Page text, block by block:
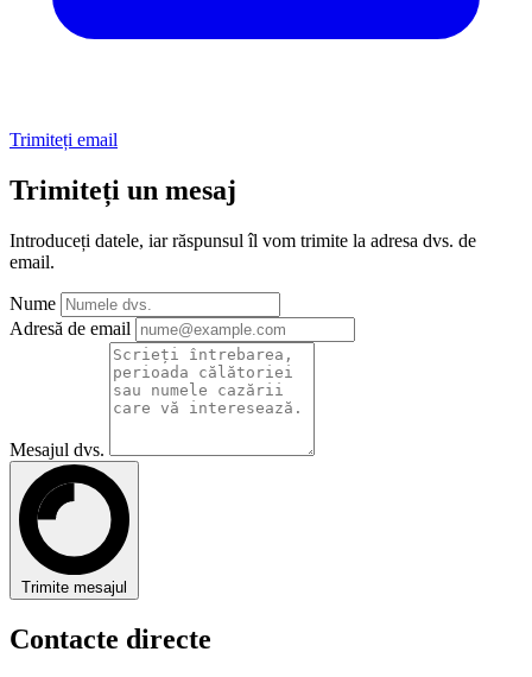
Trimiteți email
Trimiteți un mesaj
Introduceți datele, iar răspunsul îl vom trimite la adresa dvs. de
email.
Nume
Adresă de email
Mesajul dvs.
Trimite mesajul
Contacte directe